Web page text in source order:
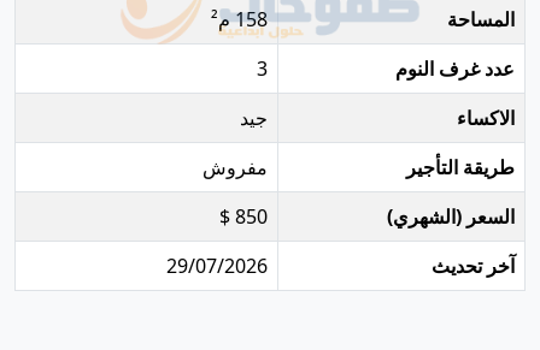
المساحة
158 م²
عدد غرف النوم
3
الاكساء
جيد
طريقة التأجير
مفروش
السعر (الشهري)
850 $
آخر تحديث
29/07/2026